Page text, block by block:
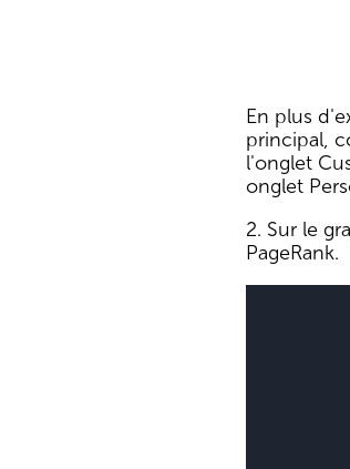
En plus
principal,
l'onglet
onglet
2. Sur le
PageRank.